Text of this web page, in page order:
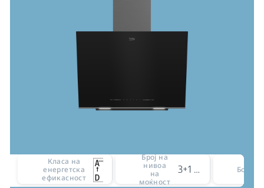
Класа на
енергетска
ефикасност
Број на
нивоа
на
моќност
3+1 intensive level Боја